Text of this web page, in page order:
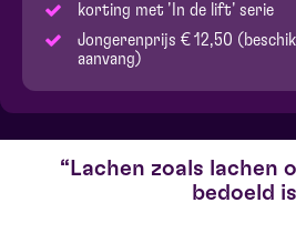
korting met 'In de lift' serie
Jongerenprijs € 12,50
aanvang)
Lachen zoals lachen
bedoeld is